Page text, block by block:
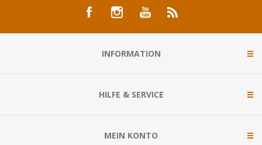
INFORMATION
HILFE & SERVICE
MEIN KONTO